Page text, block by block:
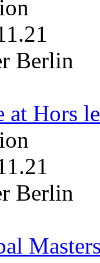
Berlin
Hors
Berlin